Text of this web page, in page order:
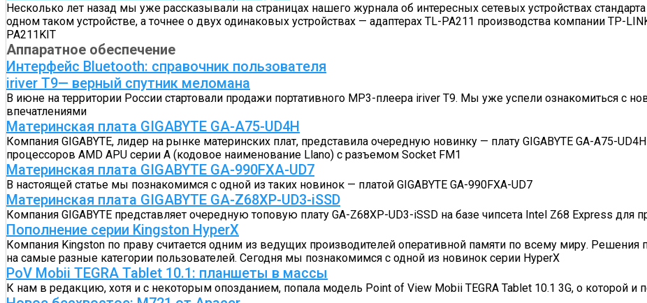
Несколько лет назад мы уже рассказывали на страницах нашего журнала об интересных сетевых устройствах
одном таком устройстве, а точнее о двух одинаковых устройствах — адаптерах TL-PA211 производства компании TP-
PA211KIT
Аппаратное обеспечение
Интерфейс Bluetooth: справочник пользователя
iriver T9— верный спутник меломана
В июне на территории России стартовали продажи портативного MP3-плеера iriver Т9. Мы уже успели ознакомиться с
впечатлениями
Материнская плата GIGABYTE GA-A75-UD4H
Компания GIGABYTE, лидер на рынке материнских плат, представила очередную новинку — плату GIGABYTE GA-A75-
процессоров AMD APU серии A (кодовое наименование Llano) c разъемом Socket FM1
Материнская плата GIGABYTE GA-990FXA-UD7
В настоящей статье мы познакомимся с одной из таких новинок — платой GIGABYTE GA-990FXA-UD7
Материнская плата GIGABYTE GA-Z68XP-UD3-iSSD
Компания GIGABYTE представляет очередную топовую плату GA-Z68XP-UD3-iSSD на базе чипсета Intel Z68 Express для
Пополнение серии Kingston HyperX
Компания Kingston по праву считается одним из ведущих производителей оперативной памяти по всему миру. Решения
на самые разные категории пользователей. Сегодня мы познакомимся с одной из новинок серии HyperX
PoV Mobii TEGRA Tablet 10.1: планшеты в массы
К нам в редакцию, хотя и с некоторым опозданием, попала модель Point of View Mobii TEGRA Tablet 10.1 3G, о которой и